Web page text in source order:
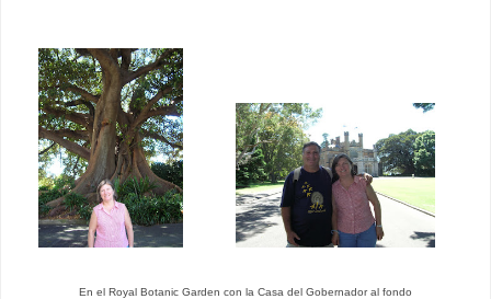
En el Royal Botanic Garden con la Casa del Gobernador al fondo